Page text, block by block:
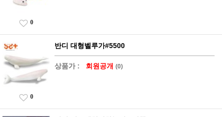
0
반디 대형벨루가#5500
상품가 : 회원공개 (0)
0